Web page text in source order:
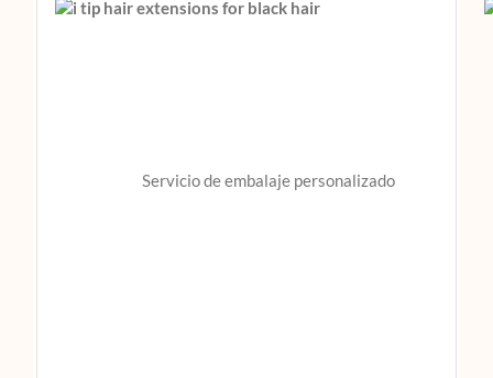
Servicio de embalaje personalizado